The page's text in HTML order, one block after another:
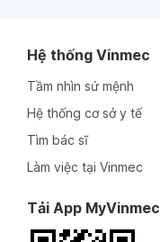
Hệ thống Vinmec
Tầm nhìn sứ mệnh
Hệ thống cơ sở y tế
Tìm bác sĩ
Làm việc tại Vinmec
Tải App MyVinmec